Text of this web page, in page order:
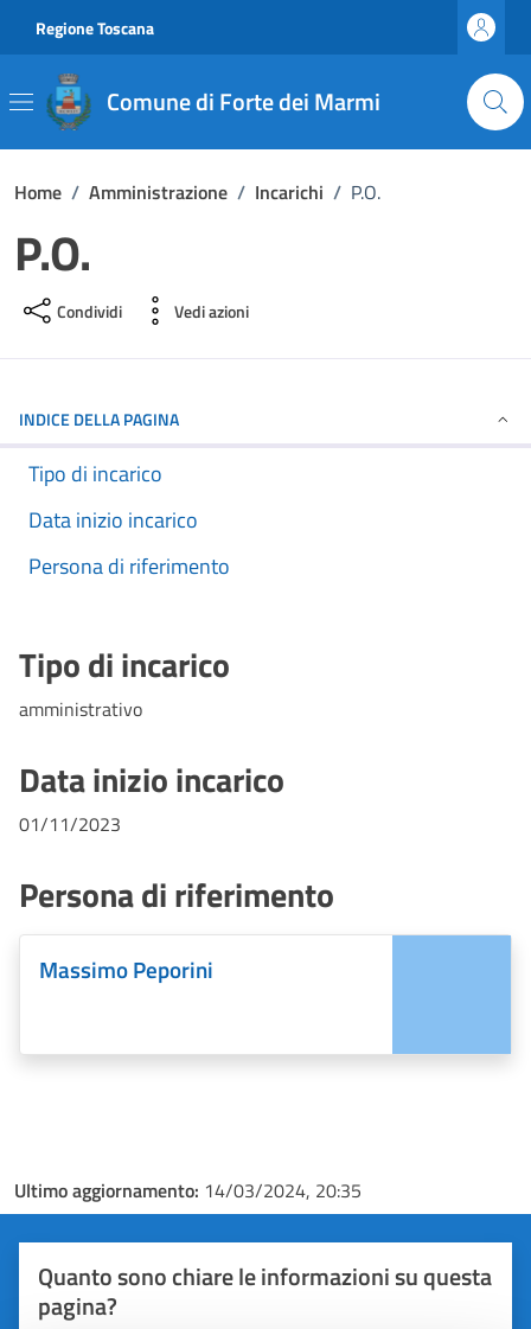
Regione Toscana
Comune di Forte dei Marmi
Home / Amministrazione / Incarichi / P.O.
P.O.
Condividi Vedi azioni
INDICE DELLA PAGINA
Tipo di incarico
Data inizio incarico
Persona di riferimento
Tipo di incarico
amministrativo
Data inizio incarico
01/11/2023
Persona di riferimento
Massimo Peporini
Ultimo aggiornamento: 14/03/2024, 20:35
Quanto sono chiare le informazioni su questa
pagina?